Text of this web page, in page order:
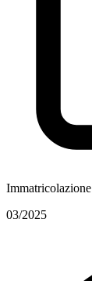
Immatricolazione
03/2025